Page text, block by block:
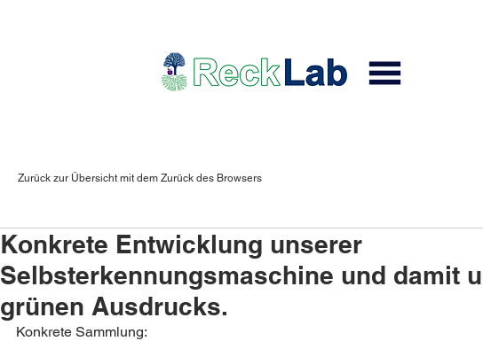
Zurück zur Übersicht mit dem Zurück des Browsers
Konkrete Entwicklung unserer
Selbsterkennungsmaschine und damit
grünen Ausdrucks.
Konkrete Sammlung: